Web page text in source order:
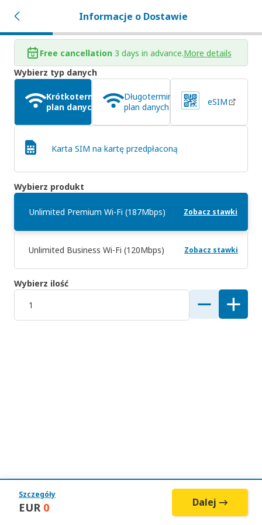
Informacje o Dostawie
Free cancellation 3 days in advance.More details
Wybierz typ danych
Krótkoterminowy
plan danych
Długoterminowy
plan danych
eSIM
Karta SIM na kartę przedpłaconą
Wybierz produkt
Unlimited Premium Wi-Fi (187Mbps) Zobacz stawki
Unlimited Business Wi-Fi (120Mbps) Zobacz stawki
Wybierz ilość
Szczegóły
EUR 0 Dalej →